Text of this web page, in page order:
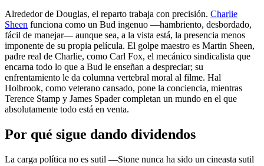
Alrededor de Douglas, el reparto trabaja con precisión. Charlie
Sheen funciona como un Bud ingenuo —hambriento, desbordado,
fácil de manejar— aunque sea, a la vista está, la presencia menos
imponente de su propia película. El golpe maestro es Martin Sheen,
padre real de Charlie, como Carl Fox, el mecánico sindicalista que
encarna todo lo que a Bud le enseñan a despreciar; su
enfrentamiento le da columna vertebral moral al filme. Hal
Holbrook, como veterano cansado, pone la conciencia, mientras
Terence Stamp y James Spader completan un mundo en el que
absolutamente todo está en venta.
Por qué sigue dando dividendos
La carga política no es sutil —Stone nunca ha sido un cineasta sutil